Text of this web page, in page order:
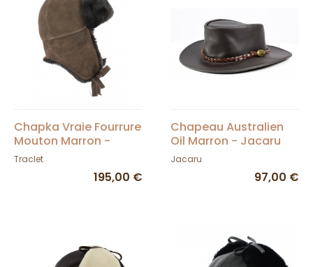
Chapka Vraie Fourrure
Mouton Marron -
Traclet
Traclet
195,00 €
Chapeau Australien
Oil Marron - Jacaru
Jacaru
97,00 €